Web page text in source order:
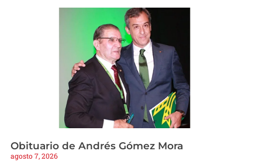
Obituario de Andrés Gómez Mora
agosto 7, 2026